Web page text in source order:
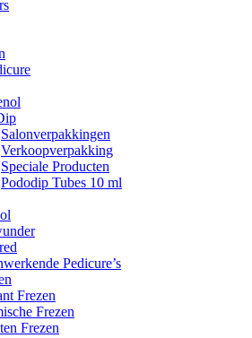
Salonverpakkingen
Verkoopverpakking
Speciale Producten
Pododip Tubes 10 ml
Pedicure’s
Frezen
Frezen
Frezen